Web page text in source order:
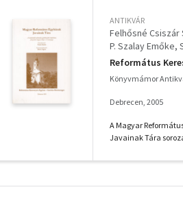
ANTIKVÁR
Felhősné Csiszár
P. Szalay Emőke
Református
Könyvmámor
Debrecen, 2005
A Magyar
Javainak Tára